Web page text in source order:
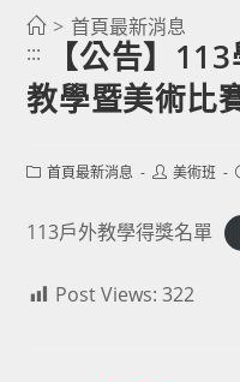
> 首頁最新消息
:::
【公告】
教學暨美術比
Post首頁最新消息
Post美術班
113戶外教學得獎名單
Post Views: 322